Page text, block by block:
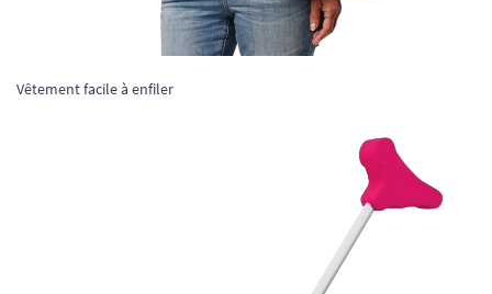
Vêtement facile à enfiler